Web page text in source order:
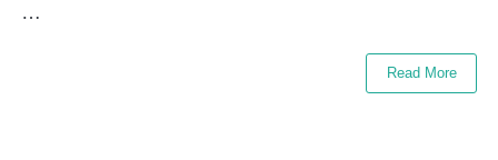
…
Read More